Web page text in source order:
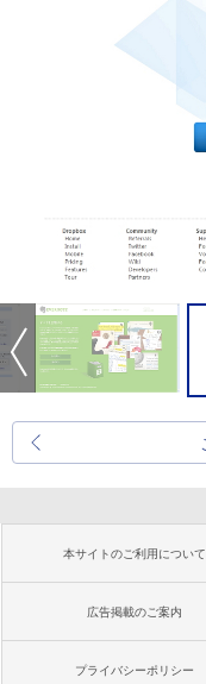
本サイトのご利用について
広告掲載のご案内
プライバシーポリシー